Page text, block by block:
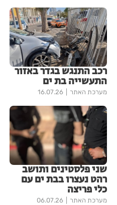
רכב התנגש בגדר באזור
התעשייה בת ים
מערכת האתר 16.07.26
שני פלסטינים ותושב
רהט נעצרו בבת ים עם
כלי פריצה
מערכת האתר 06.07.26